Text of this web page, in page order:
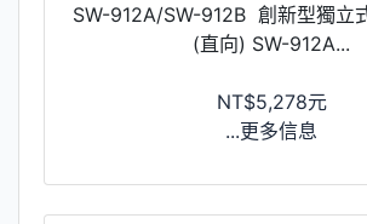
SW-912A/SW-912B 創新型獨立
(直向) SW-912A...
NT$5,278元
...更多信息